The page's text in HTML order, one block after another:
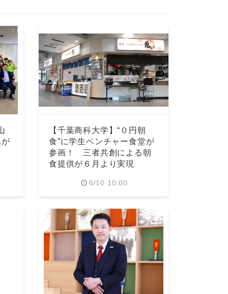
【千葉商科大学】“０円朝
食”に学生ベンチャー食堂が
参画！ 三者共創による朝
食提供が６月より実現
6/10 10:00